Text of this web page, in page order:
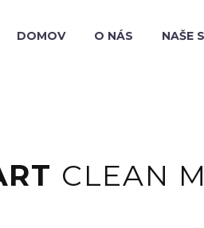
DOMOV O NÁS NAŠE
CLEAN